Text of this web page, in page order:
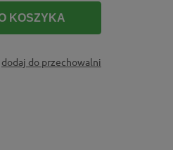
KOSZYKA
dodaj do przechowalni